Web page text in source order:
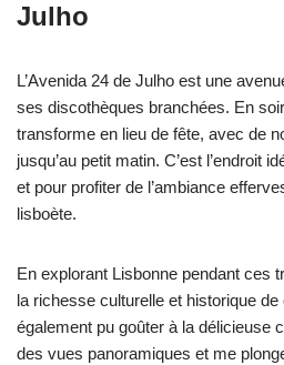
Julho
L’Avenida 24 de Julho est une
ses discothèques branchées. En
transforme en lieu de fête, avec de
jusqu’au petit matin. C’est l’endroit
et pour profiter de l’ambiance
lisboète.
En explorant Lisbonne pendant ces
la richesse culturelle et historique de
également pu goûter à la délicieuse
des vues panoramiques et me